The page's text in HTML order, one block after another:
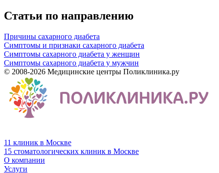
Статьи по направлению
Причины сахарного диабета
Симптомы и признаки сахарного диабета
Симптомы сахарного диабета у женщин
Симптомы сахарного диабета у мужчин
© 2008-2026 Медицинские центры Поликлиника.ру
11 клиник в Москве
15 стоматологических клиник в Москве
О компании
Услуги